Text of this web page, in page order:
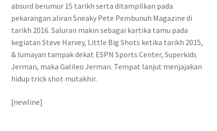
absurd berumur 15 tarikh serta ditampilkan pada
pekarangan aliran Sneaky Pete Pembunuh Magazine di
tarikh 2016. Saluran makin sebagai kartika tamu pada
kegiatan Steve Harvey, Little Big Shots ketika tarikh 2015,
& lumayan tampak dekat ESPN Sports Center, Superkids
Jerman, maka Galileo Jerman. Tempat lanjut menjajakan
hidup trick shot mutakhir.
[newline]